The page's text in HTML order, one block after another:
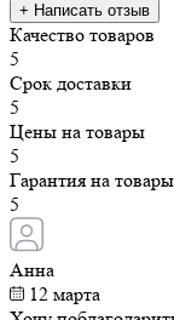
+ Написать отзыв
Качество товаров
5
Срок доставки
5
Цены на товары
5
Гарантия на товары
5
Анна
12 марта